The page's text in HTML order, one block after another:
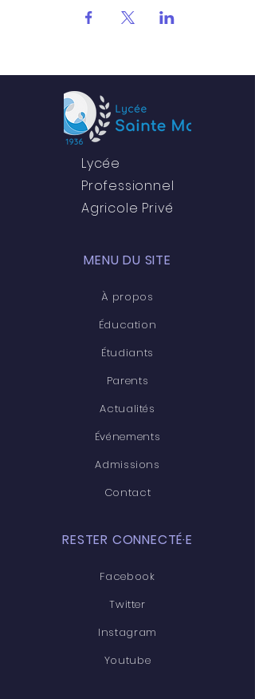
Lycée
Professionnel
Agricole Privé
MENU DU SITE
À propos
Éducation
Étudiants
Parents
Actualités
Événements
Admissions
Contact
RESTER CONNECTÉ·E
Facebook
Twitter
Instagram
Youtube